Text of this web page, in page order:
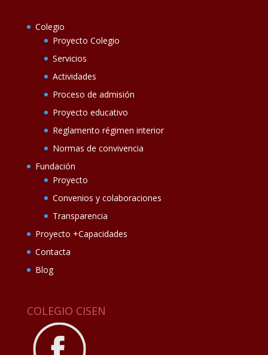
Colegio
Proyecto Colegio
Servicios
Actividades
Proceso de admisión
Proyecto educativo
Reglamento régimen interior
Normas de convivencia
Fundación
Proyecto
Convenios y colaboraciones
Transparencia
Proyecto +Capacidades
Contacta
Blog
COLEGIO CISEN